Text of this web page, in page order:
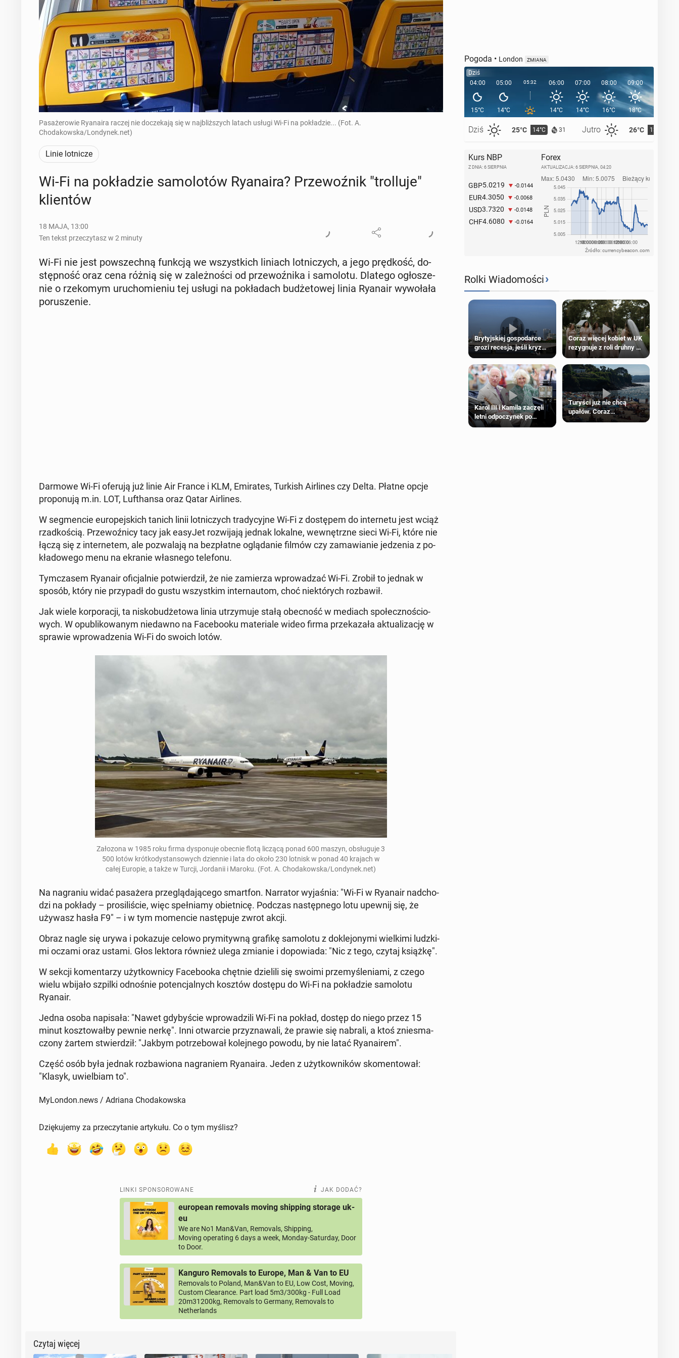
Pasażerowie Ryanaira raczej nie doczekają się w najbliższych latach usługi Wi-Fi na pokładzie... (Fot. A.
Chodakowska/Londynek.net)
Linie lotnicze
Wi-Fi na po­kła­dzie sa­mo­lo­tów Ry­ana­ira? Prze­woź­nik "trol­lu­je"
klien­tów
18 MAJA, 13:00
Ten tekst przeczytasz w 2 minuty
Wi-Fi nie jest po­wszech­ną funkcją we wszyst­kich liniach lot­ni­czych, a jego pręd­kość, do­
stęp­ność oraz cena różnią się w za­leż­no­ści od prze­woź­ni­ka i sa­mo­lo­tu. Dlatego ogło­sze­
nie o rze­ko­mym uru­cho­mie­niu tej usługi na po­kła­dach bu­dże­to­wej linia Ryanair wy­wo­ła­ła
po­ru­sze­nie.
Darmowe Wi-Fi oferują już linie Air France i KLM, Emi­ra­tes, Turkish Air­li­nes czy Delta. Płatne opcje
pro­po­nu­ją m.in. LOT, Lu­fthan­sa oraz Qatar Air­li­nes.
W seg­men­cie eu­ro­pej­skich tanich linii lot­ni­czych tra­dy­cyj­ne Wi-Fi z do­stę­pem do in­ter­ne­tu jest wciąż
rzad­ko­ścią. Prze­woź­ni­cy tacy jak easyJet roz­wi­ja­ją jednak lokalne, we­wnętrz­ne sieci Wi-Fi, które nie
łączą się z in­ter­ne­tem, ale po­zwa­la­ją na bez­płat­ne oglą­da­nie filmów czy za­ma­wia­nie je­dze­nia z po­
kła­do­we­go menu na ekranie wła­sne­go te­le­fo­nu.
Tym­cza­sem Ryanair ofi­cjal­nie po­twier­dził, że nie za­mie­rza wpro­wa­dzać Wi-Fi. Zrobił to jednak w
sposób, który nie przy­padł do gustu wszyst­kim in­ter­nau­tom, choć nie­któ­rych roz­ba­wił.
Jak wiele kor­po­ra­cji, ta ni­sko­bu­dże­to­wa linia utrzy­mu­je stałą obec­ność w mediach spo­łecz­no­ścio­
wych. W opu­bli­ko­wa­nym nie­daw­no na Fa­ce­bo­oku ma­te­ria­le wideo firma prze­ka­za­ła ak­tu­ali­za­cję w
sprawie wpro­wa­dze­nia Wi-Fi do swoich lotów.
Za­ło­zo­na w 1985 roku firma dys­po­nu­je obecnie flotą liczącą ponad 600 maszyn, ob­słu­gu­je 3
500 lotów krót­ko­dy­stan­so­wych dzien­nie i lata do około 230 lotnisk w ponad 40 krajach w
całej Europie, a także w Turcji, Jor­da­nii i Maroku. (Fot. A. Cho­da­kow­ska/Lon­dy­nek.net)
Na na­gra­niu widać pa­sa­że­ra prze­glą­da­ją­ce­go smart­fon. Nar­ra­tor wy­ja­śnia: "Wi-Fi w Ryanair nad­cho­
dzi na pokłady – pro­si­li­ście, więc speł­nia­my obiet­ni­cę. Podczas na­stęp­ne­go lotu upewnij się, że
używasz hasła F9" – i w tym mo­men­cie na­stę­pu­je zwrot akcji.
Obraz nagle się urywa i po­ka­zu­je celowo pry­mi­tyw­ną grafikę sa­mo­lo­tu z do­kle­jo­ny­mi wiel­ki­mi ludz­ki­
mi oczami oraz ustami. Głos lektora również ulega zmianie i do­po­wia­da: "Nic z tego, czytaj książkę".
W sekcji ko­men­ta­rzy użyt­kow­ni­cy Fa­ce­bo­oka chętnie dzie­li­li się swoimi prze­my­śle­nia­mi, z czego
wielu wbijało szpilki od­no­śnie po­ten­cjal­nych kosztów dostępu do Wi-Fi na po­kła­dzie sa­mo­lo­tu
Ryanair.
Jedna osoba na­pi­sa­ła: "Nawet gdy­by­ście wpro­wa­dzi­li Wi-Fi na pokład, dostęp do niego przez 15
minut kosz­to­wał­by pewnie nerkę". Inni otwar­cie przy­zna­wa­li, że prawie się nabrali, a ktoś znie­sma­
czo­ny żartem stwier­dził: "Jakbym po­trze­bo­wał ko­lej­ne­go powodu, by nie latać Ry­ana­irem".
Część osób była jednak roz­ba­wio­na na­gra­niem Ry­ana­ira. Jeden z użyt­kow­ni­ków sko­men­to­wał:
"Klasyk, uwiel­biam to".
MyLondon.news / Adriana Chodakowska
Dziękujemy za przeczytanie artykułu. Co o tym myślisz?
LINKI SPONSOROWANE JAK DODAĆ?
european removals moving shipping storage uk-
eu
We are No1 Man&Van, Removals, Shipping,
Moving operating 6 days a week, Monday-Saturday, Door
to Door.
Kanguro Removals to Europe, Man & Van to EU
Removals to Poland, Man&Van to EU, Low Cost, Moving,
Custom Clearance. Part load 5m3/300kg - Full Load
20m31200kg, Removals to Germany, Removals to
Netherlands
Czytaj więcej
Pogoda • London ZMIANA
Dziś
04:00
15°C
Dziś 25°C 14°C 31 Jutro 26°C 13°C
05:00
14°C
05:32 06:00
14°C
07:00
14°C
08:00
16°C
09:00
18°C
10:00
Kurs NBP
Z DNIA: 6 SIERPNIA
GBP5.0219 -0.0144
EUR4.3050 -0.0068
USD3.7320 -0.0148
CHF4.6080 -0.0164
Forex
AKTUALIZACJA: 6 SIERPNIA, 04:20
Źródło: currencybeacon.com
Rolki Wiadomości›
Brytyjskiej gospodarce
grozi recesja, jeśli kryzys
na Bliskim Wschodzie się
przedłuży
Coraz więcej kobiet w UK
rezygnuje z roli druhny na
ślubie
Karol III i Kamila zaczęli
letni odpoczynek po
Igrzyskach Wspólnoty w
Turyści już nie chcą
upałów. Coraz
popularniejsze